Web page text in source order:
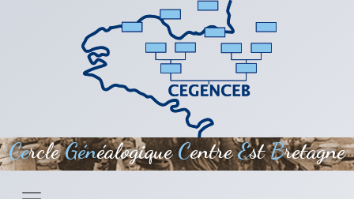
Aller au contenu principal
CercleGénéalogiqueCentreEstBretagne